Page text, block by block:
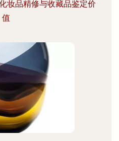
妆品精修与收藏品鉴定价
值